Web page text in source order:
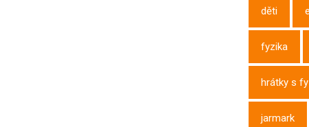
děti
fyzika
hrátky s
jarmark